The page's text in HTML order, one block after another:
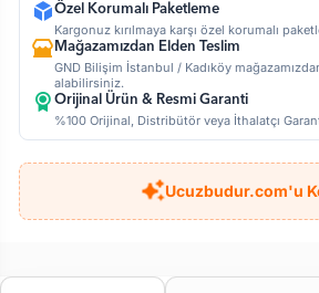
Özel Korumalı Paketleme
Kargonuz kırılmaya karşı özel korumalı
Mağazamızdan Elden Teslim
GND Bilişim İstanbul / Kadıköy
alabilirsiniz.
Orijinal Ürün & Resmi Garanti
%100 Orijinal, Distribütör veya İthalatçı
Ucuzbudur.com'u